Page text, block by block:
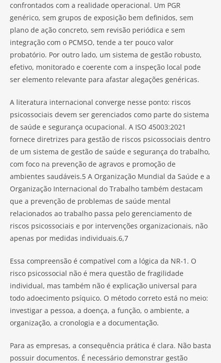
confrontados com a realidade operacional. Um PGR
genérico, sem grupos de exposição bem definidos, sem
plano de ação concreto, sem revisão periódica e sem
integração com o PCMSO, tende a ter pouco valor
probatório. Por outro lado, um sistema de gestão robusto,
efetivo, monitorado e coerente com a inspeção local pode
ser elemento relevante para afastar alegações genéricas.
A literatura internacional converge nesse ponto: riscos
psicossociais devem ser gerenciados como parte do sistema
de saúde e segurança ocupacional. A ISO 45003:2021
fornece diretrizes para gestão de riscos psicossociais dentro
de um sistema de gestão de saúde e segurança do trabalho,
com foco na prevenção de agravos e promoção de
ambientes saudáveis.5 A Organização Mundial da Saúde e a
Organização Internacional do Trabalho também destacam
que a prevenção de problemas de saúde mental
relacionados ao trabalho passa pelo gerenciamento de
riscos psicossociais e por intervenções organizacionais, não
apenas por medidas individuais.6,7
Essa compreensão é compatível com a lógica da NR-1. O
risco psicossocial não é mera questão de fragilidade
individual, mas também não é explicação universal para
todo adoecimento psíquico. O método correto está no meio:
investigar a pessoa, a doença, a função, o ambiente, a
organização, a cronologia e a documentação.
Para as empresas, a consequência prática é clara. Não basta
possuir documentos. É necessário demonstrar gestão